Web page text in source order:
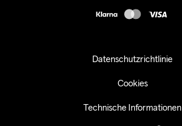
Datenschutzrichtlinie
Cookies
Technische Informationen